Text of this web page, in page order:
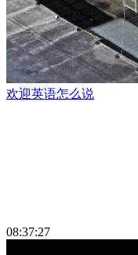
欢迎英语怎么说
08:37:27